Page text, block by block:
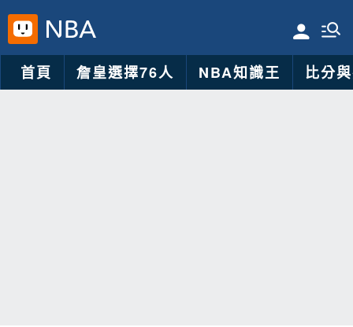
首頁 詹皇選擇76人 NBA知識王 比分